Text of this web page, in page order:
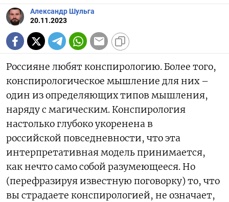
Александр Шульга
20.11.2023
Россияне любят конспирологию. Более того,
конспирологическое мышление для них –
один из определяющих типов мышления,
наряду с магическим. Конспирология
настолько глубоко укоренена в
российской повседневности, что эта
интерпретативная модель принимается,
как нечто само собой разумеющееся. Но
(перефразируя известную поговорку) то, что
вы страдаете конспирологией, не означает,